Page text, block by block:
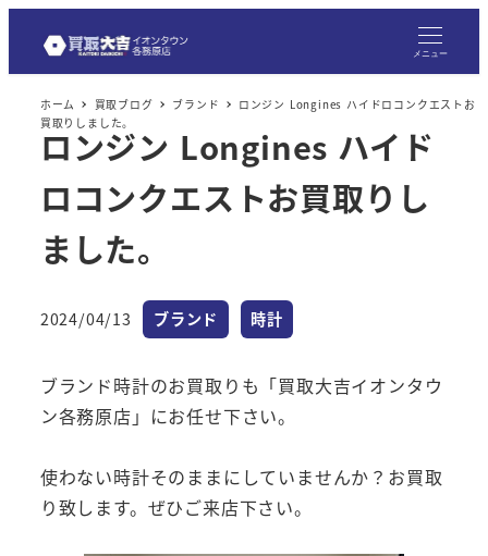
メニュー
ホーム 買取ブログ ブランド
ロンジン Longines ハイドロコンクエストお
買取りしました。
ロンジン Longines ハイド
ロコンクエストお買取りし
ました。
投稿日
2024/04/13 カテゴリー
ブランド カテゴリー
時計
ブランド時計のお買取りも「買取大吉イオンタウ
ン各務原店」にお任せ下さい。
使わない時計そのままにしていませんか？お買取
り致します。ぜひご来店下さい。